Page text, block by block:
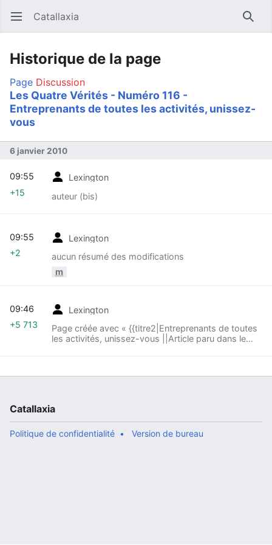
Ouvrir le menu principal Catallaxia
Historique de la page
Page Discussion
Les Quatre Vérités - Numéro 116 -
Entreprenants de toutes les activités, unissez-
vous
6 janvier 2010
Lexington
auteur (bis)
09:55
+15
Lexington
aucun résumé des modifications
m
09:55
+2
Lexington
Page créée avec « {{titre2|Entreprenants de toutes
les activités, unissez-vous ||Article paru dans le
09:46
+5 713
Catallaxia
Politique de confidentialité Version de bureau